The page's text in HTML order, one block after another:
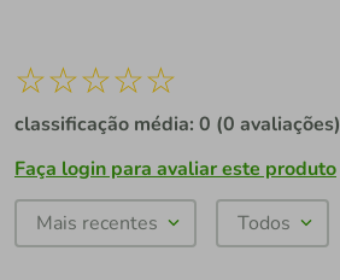
☆☆☆☆☆
classificação média: 0 (0 avaliações)
Faça login para avaliar este produto
Mais recentes Todos